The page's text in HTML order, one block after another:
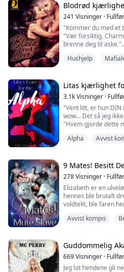
"V-vi... vi kan ikke,
Tungen hans søker
beveger seg fra
kroppen min tettere
"Hva gjør du?" spør
Blodrød
241 Visninger ·
"Kommer du med et
"Vær forsiktig,
brenne deg til aske."
servert dem under
myk og rund på alle
det for mye, noe
kalt henne o...
Hushjelp
Litas kjærlighet
3.1kVisninger ·
"Vent litt, er hun DIN
wow... Det så jeg
"Hvem gjorde dette
Skadene hennes
"Jeg har ringt legen.
Stace henvendte seg
Alpha Avvist
9 Mates! Besitt
278Visninger ·
Elizabeth er en
hennes ble brutalt
voldtekt, ble faren
Elizabeth utholdt
Men skjebnen spilte
Elizabeth oppdaget
Avvist kompis
Guddommelig
669Visninger ·
Jeg lot hendene gli